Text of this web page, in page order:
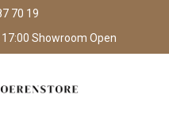
70 19
Showroom Open